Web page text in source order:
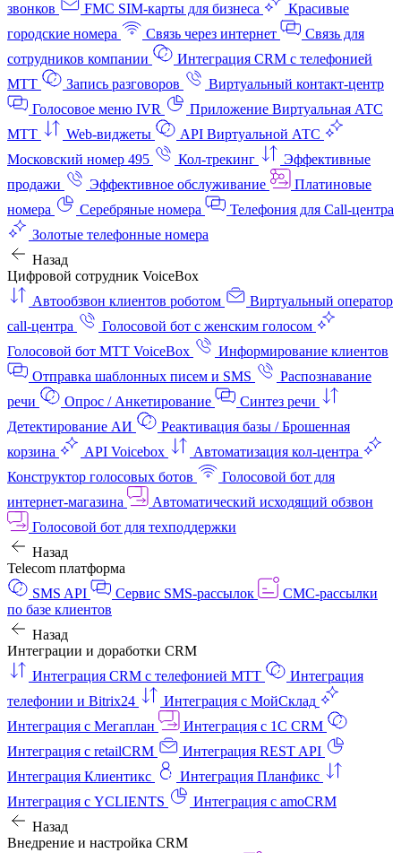
звонков
FMC SIM-карты для бизнеса
Красивые
городские номера
Связь через интернет
Связь для
сотрудников компании
Интеграция CRM с телефонией
МТТ
Запись разговоров
Виртуальный контакт‑центр
Голосовое меню IVR
Приложение Виртуальная АТС
МТТ
Web-виджеты
API Виртуальной АТС
Московский номер 495
Кол-трекинг
Эффективные
продажи
Эффективное обслуживание
Платиновые
номера
Серебряные номера
Телефония для Call-центра
Золотые телефонные номера
Назад
Цифровой сотрудник VoiceBox
Автообзвон клиентов роботом
Виртуальный оператор
call-центра
Голосовой бот с женским голосом
Голосовой бот МТТ VoiceBox
Информирование клиентов
Отправка шаблонных писем и SMS
Распознавание
речи
Опрос / Анкетирование
Синтез речи
Детектирование АИ
Реактивация базы / Брошенная
корзина
API Voicebox
Автоматизация кол‑центра
Конструктор голосовых ботов
Голосовой бот для
интернет‑магазина
Автоматический исходящий обзвон
Голосовой бот для техподдержки
Назад
Telecom платформа
SMS API
Сервис SMS-рассылок
СМС-рассылки
по базе клиентов
Назад
Интеграции и доработки CRM
Интеграция CRM с телефонией МТТ
Интеграция
телефонии и Bitrix24
Интеграция с МойСклад
Интеграция с Мегаплан
Интеграция с 1C CRM
Интеграция с retailCRM
Интеграция REST API
Интеграция Клиентикс
Интеграция Планфикс
Интеграция с YCLIENTS
Интеграция с amoCRM
Назад
Внедрение и настройка CRM